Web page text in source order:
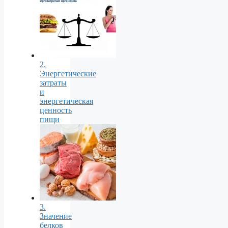
2.
Энергетические
затраты
и
энергетическая
ценность
пищи
3.
Значение
белков